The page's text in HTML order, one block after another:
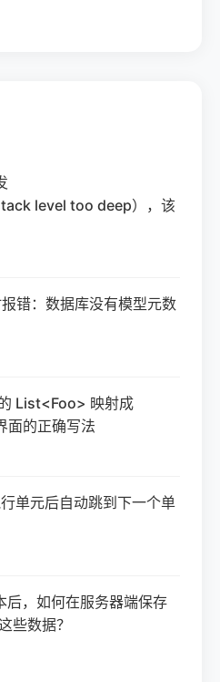
level too deep），该
错：数据库没有模型元数
List<Foo> 映射成
面的正确写法
单元后自动跳到下一个单
后，如何在服务器端保存
些数据？